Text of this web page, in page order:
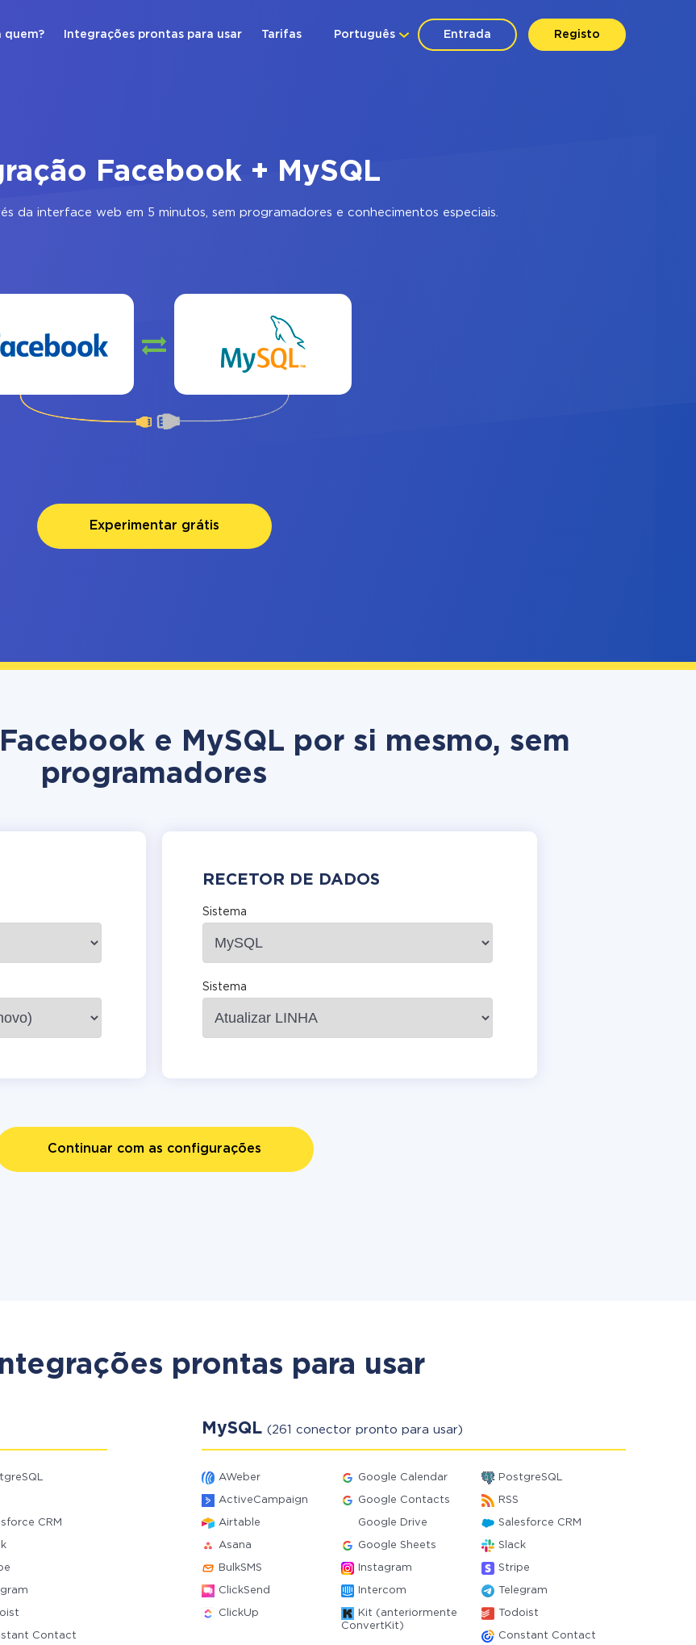
Entrada Registo
Português
quem? Integrações prontas para usar Tarifas
Facebook + MySQL
da interface web em 5 minutos, sem programadores e conhecimentos especiais.
Experimentar grátis
e MySQL por si mesmo, sem
programadores
RECETOR DE DADOS
Sistema
Sistema
Continuar com as configurações
prontas para usar
CRM
Contact
MySQL (261 conector pronto para usar)
AWeber Google Calendar PostgreSQL
ActiveCampaign Google Contacts RSS
Airtable Google Drive Salesforce CRM
Asana Google Sheets Slack
BulkSMS Instagram Stripe
ClickSend Intercom Telegram
ClickUp
Kit (anteriormente
ConvertKit)
Todoist
Constant Contact